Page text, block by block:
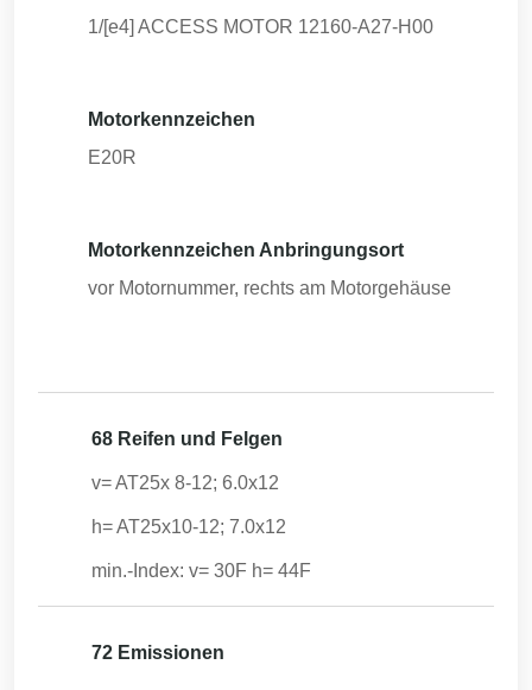
1/[e4] ACCESS MOTOR 12160-A27-H00
Motorkennzeichen
E20R
Motorkennzeichen Anbringungsort
vor Motornummer, rechts am Motorgehäuse
68 Reifen und Felgen
v= AT25x 8-12; 6.0x12
h= AT25x10-12; 7.0x12
min.-Index: v= 30F h= 44F
72 Emissionen